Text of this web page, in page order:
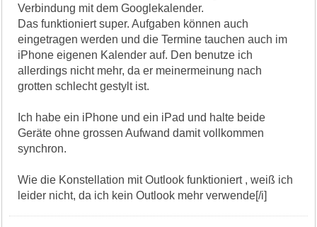
Verbindung mit dem Googlekalender.
Das funktioniert super. Aufgaben können auch
eingetragen werden und die Termine tauchen auch im
iPhone eigenen Kalender auf. Den benutze ich
allerdings nicht mehr, da er meinermeinung nach
grotten schlecht gestylt ist.
Ich habe ein iPhone und ein iPad und halte beide
Geräte ohne grossen Aufwand damit vollkommen
synchron.
Wie die Konstellation mit Outlook funktioniert , weiß ich
leider nicht, da ich kein Outlook mehr verwende[/i]